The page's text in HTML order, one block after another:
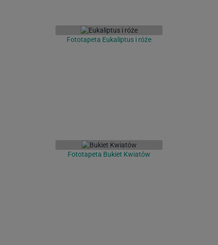
Fototapeta Eukaliptus i róże
Fototapeta Bukiet Kwiatów